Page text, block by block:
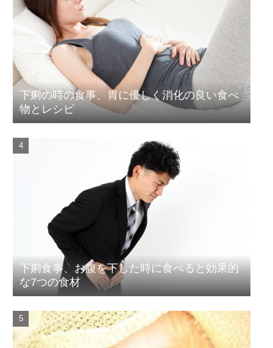
下痢の時の食事、胃に優しく消化の良い食べ
物とレシピ
下痢食事、お腹を下した時に食べると効果的
な7つの食材